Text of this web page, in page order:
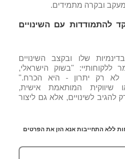
ובקרה מתמידים.
להתמודדות עם השינויים
שלו ובקצב השינויים
ללקוחותיי: "בשוק הישראלי,
לא רק יתרון - היא הכרח."
שיווקית המותאמת אישית,
לשינויים, אלא גם ליצור
ללא התחייבות אנא הזן את הפרטים